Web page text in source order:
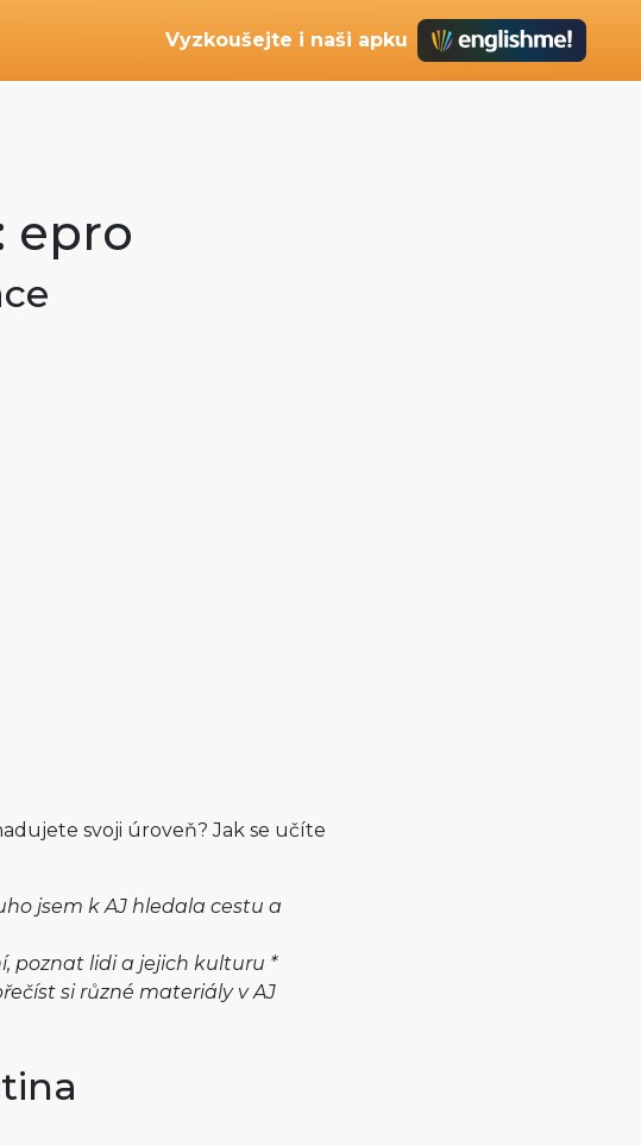
Vyzkoušejte i naši apku
epro
svoji úroveň? Jak se učíte
jsem k AJ hledala cestu a
poznat lidi a jejich kulturu *
si různé materiály v AJ